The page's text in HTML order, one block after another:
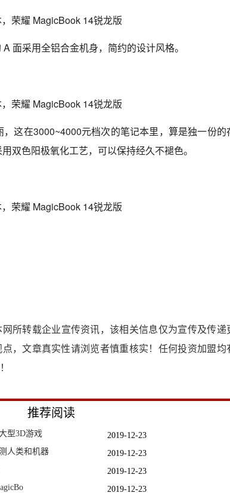
面采用全铝合金机身，简约的设计风格。
这在3000~4000元档次的笔记本里，算是独一份的
双色阳极氧化工艺，可以保持经久不褪色。
网所转载企业宣传资讯，该相关信息仅为宣传及传递
，文章真实性请浏览者慎重核实！任何投资加盟均
推荐阅读
2019-12-23
型3D游戏
2019-12-23
人类和机器
2019-12-23
2019-12-23